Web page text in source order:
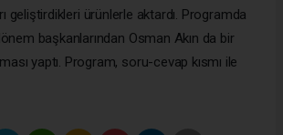
geliştirdikleri ürünlerle aktardı. Programda
başkanlarından Osman Akın da bir
yaptı. Program, soru-cevap kısmı ile